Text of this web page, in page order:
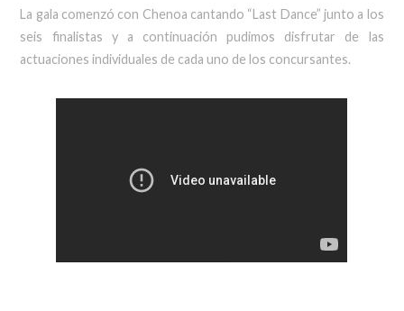
La gala comenzó con Chenoa cantando “Last Dance” junto a los
seis finalistas y a continuación pudimos disfrutar de las
actuaciones individuales de cada uno de los concursantes.